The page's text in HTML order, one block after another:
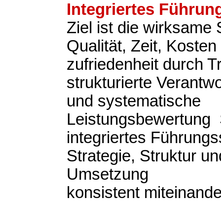
Integriertes
Ziel ist die wirksame
Qualität, Zeit,
zufriedenheit durch
strukturierte
und systematische
Leistungsbewertung
integriertes
Strategie, Struktur
Umsetzung
konsistent